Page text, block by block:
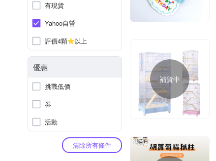
有現貨
Yahoo自營
評價4顆
以上
優惠
挑戰低價
券
活動
清除所有條件
補貨中